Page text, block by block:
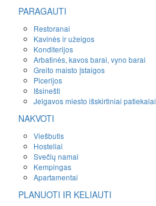
PARAGAUTI
Restoranai
Kavinės ir užeigos
Konditerijos
Arbatinės, kavos barai, vyno barai
Greito maisto įstaigos
Picerijos
Išsinešti
Jelgavos miesto išskirtiniai patiekalai
NAKVOTI
Viešbutis
Hosteliai
Svečių namai
Kempingas
Apartamentai
PLANUOTI IR KELIAUTI